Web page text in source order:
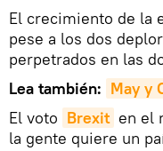
El crecimiento de la
pese a los dos
perpetrados en las
Lea también: May y
El voto Brexit en el
la gente quiere un